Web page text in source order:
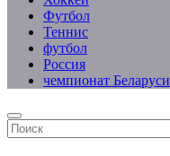
Футбол
Теннис
футбол
Россия
чемпионат Беларуси